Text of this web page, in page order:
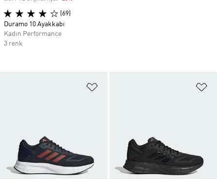
(69)
Duramo 10 Ayakkabı
Kadın Performance
3 renk